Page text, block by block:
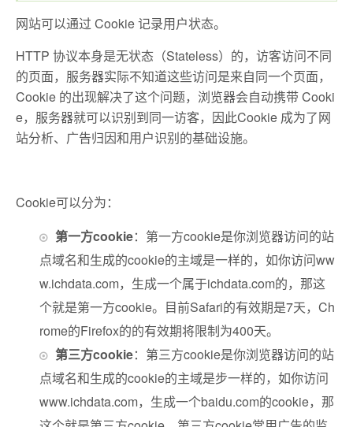
网站可以通过 Cookie 记录用户状态。
HTTP 协议本身是无状态（Stateless）的，访客访问不同
的页面，服务器实际不知道这些访问是来自同一个页面，
Cookie 的出现解决了这个问题，浏览器会自动携带 Cooki
e，服务器就可以识别到同一访客， 因此Cookie 成为了网
站分析、广告归因和用户识别的基础设施。
Cookie可以分为：
第一方cookie：第一方cookie是你浏览器访问的站
点域名和生成的cookie的主域是一样的，如你访问ww
w.ichdata.com，生成一个属于ichdata.com的，那这
个就是第一方cookie。目前Safari的有效期是7天，Ch
rome的Firefox的的有效期将限制为400天。
第三方cookie：第三方cookie是你浏览器访问的站
点域名和生成的cookie的主域是步一样的，如你访问
www.ichdata.com，生成一个baidu.com的cookie，那